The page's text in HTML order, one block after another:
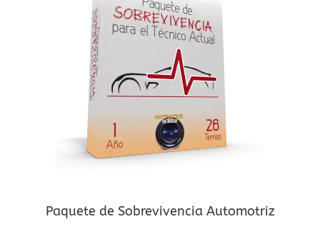
Paquete de Sobrevivencia Automotriz